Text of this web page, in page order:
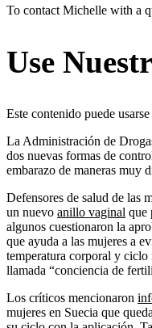
To contact Michelle with a
Use
Este contenido puede
La Administración de
dos nuevas formas de
embarazo de maneras muy
Defensores de salud de las
un nuevo anillo vaginal que
algunos cuestionaron la
que ayuda a las mujeres a
temperatura corporal y
llamada “conciencia de
Los críticos mencionaron
mujeres en Suecia que